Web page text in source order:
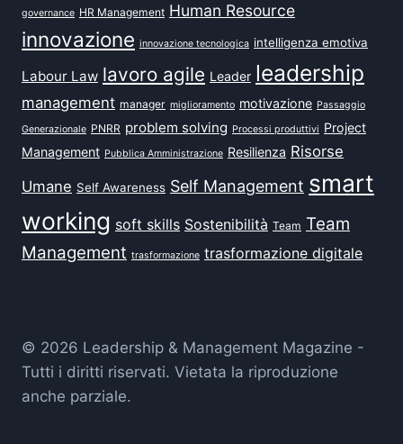
governance HR Management Human Resource
innovazione innovazione tecnologica intelligenza emotiva
Labour Law lavoro agile Leader leadership
management manager miglioramento motivazione Passaggio
Generazionale PNRR problem solving Processi produttivi Project
Management Pubblica Amministrazione Resilienza Risorse
Umane Self Awareness Self Management smart
working soft skills Sostenibilità Team Team
Management trasformazione trasformazione digitale
© 2026 Leadership & Management Magazine -
Tutti i diritti riservati. Vietata la riproduzione
anche parziale.